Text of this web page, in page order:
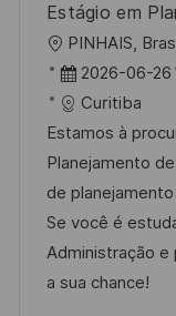
b
l
i
c
a
c
i
ó
n
Estágio em
U
b
c
a
c
i
ó
n
PINHAIS,
F
e
c
h
a
d
e
p
2026-06-26
Curitiba
Estamos à
Planejamento
de
Se você é
Administração e
a sua chance!